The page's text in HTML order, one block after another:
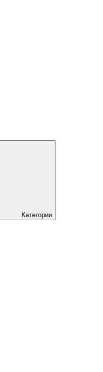
Категории